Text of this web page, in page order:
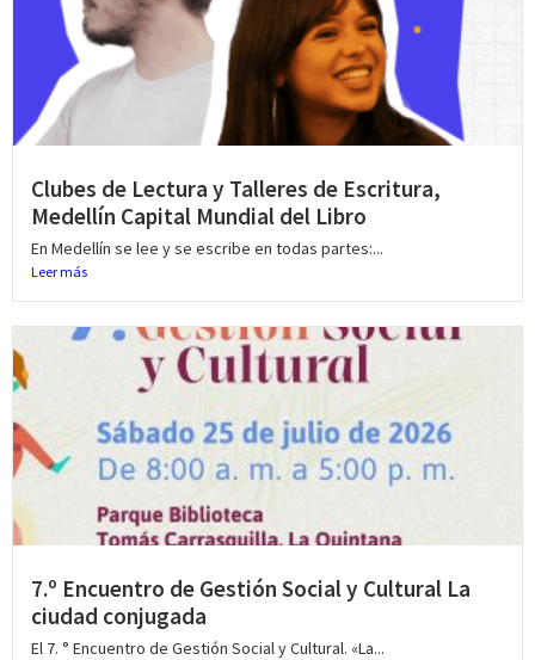
Clubes de Lectura y Talleres de Escritura,
Medellín Capital Mundial del Libro
En Medellín se lee y se escribe en todas partes:...
Leer más
7.º Encuentro de Gestión Social y Cultural La
ciudad conjugada
El 7. ° Encuentro de Gestión Social y Cultural. «La...